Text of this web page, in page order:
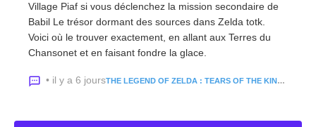
Village Piaf si vous déclenchez la mission secondaire de
Babil Le trésor dormant des sources dans Zelda totk.
Voici où le trouver exactement, en allant aux Terres du
Chansonet et en faisant fondre la glace.
• il y a 6 jours THE LEGEND OF ZELDA : TEARS OF THE KINGDOM